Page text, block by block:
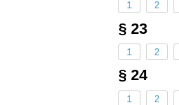
1 2
§ 23
1 2
§ 24
1 2